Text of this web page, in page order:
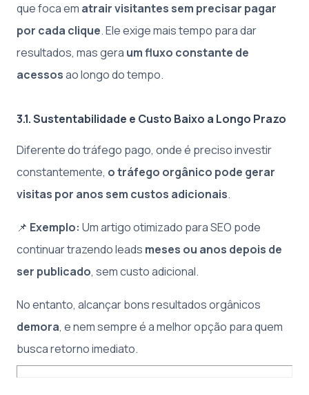
que foca em atrair visitantes sem precisar pagar
por cada clique. Ele exige mais tempo para dar
resultados, mas gera um fluxo constante de
acessosao longo do tempo.
3.1. Sustentabilidade e Custo Baixo a Longo Prazo
Diferente do tráfego pago, onde é preciso investir
constantemente, o tráfego orgânico pode gerar
visitas por anos sem custos adicionais.
📌 Exemplo: Um artigo otimizado para SEO pode
continuar trazendo leads meses ou anos depois de
ser publicado, sem custo adicional.
No entanto, alcançar bons resultados orgânicos
demora, e nem sempre é a melhor opção para quem
busca retorno imediato.